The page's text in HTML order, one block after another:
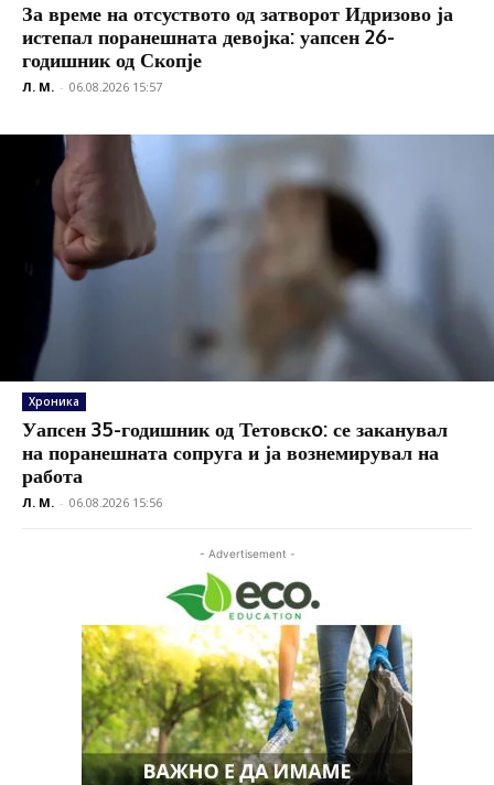
За време на отсуството од затворот Идризово ја
истепал поранешната девојка: уапсен 26-
годишник од Скопје
Л. М. - 06.08.2026 15:57
Хроника
Уапсен 35-годишник од Тетовскo: се заканувал
на поранешната сопруга и ја вознемирувал на
работа
Л. М. - 06.08.2026 15:56
- Advertisement -